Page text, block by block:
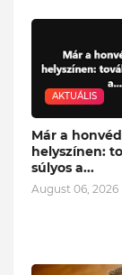
AKTUÁLIS
Már a
helyszínen:
súlyos a...
August 06, 2026